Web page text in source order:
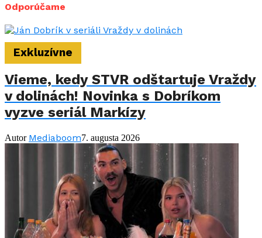
Odporúčame
Exkluzívne
Vieme, kedy STVR odštartuje Vraždy
v dolinách! Novinka s Dobríkom
vyzve seriál Markízy
Autor Mediaboom7. augusta 2026